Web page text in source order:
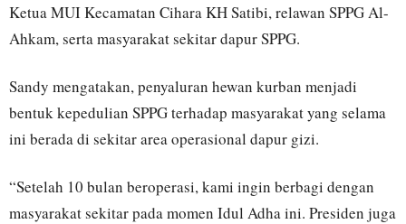
Ketua MUI Kecamatan Cihara KH Satibi, relawan SPPG Al-
Ahkam, serta masyarakat sekitar dapur SPPG.
Sandy mengatakan, penyaluran hewan kurban menjadi
bentuk kepedulian SPPG terhadap masyarakat yang selama
ini berada di sekitar area operasional dapur gizi.
“Setelah 10 bulan beroperasi, kami ingin berbagi dengan
masyarakat sekitar pada momen Idul Adha ini. Presiden juga